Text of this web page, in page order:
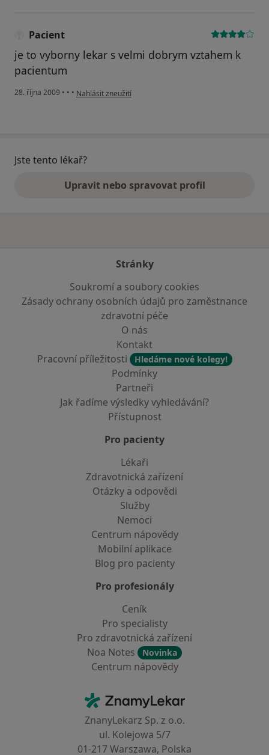
Pacient
je to vyborny lekar s velmi dobrym vztahem k
pacientum
28. října 2009 • • • podle názoru uživatele Pacient
Nahlásit zneužití
Jste tento lékař?
Upravit nebo spravovat profil
Stránky
Soukromí a soubory cookies
Zásady ochrany osobních údajů pro zaměstnance
zdravotní péče
O nás
Kontakt
Pracovní příležitosti
Hledáme nové kolegy!
Podmínky
Partneři
Jak řadíme výsledky vyhledávání?
Přístupnost
Pro pacienty
Lékaři
Zdravotnická zařízení
Otázky a odpovědi
Služby
Nemoci
Centrum nápovědy
Mobilní aplikace
Blog pro pacienty
Pro profesionály
Ceník
Pro specialisty
Pro zdravotnická zařízení
Noa Notes
Novinka
Centrum nápovědy
ZnamyLekar - Hlavní stránka
ZnanyLekarz Sp. z o.o.
ul. Kolejowa 5/7
01-217 Warszawa, Polska